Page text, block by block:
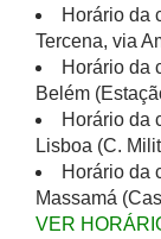
Horário da
Tercena, via
Horário da
Belém
Horário da
Lisboa (C.
Horário da
Massamá
VER